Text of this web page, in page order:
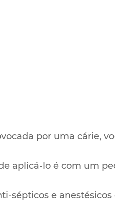
por uma cárie,
aplicá-lo é com um
sépticos e